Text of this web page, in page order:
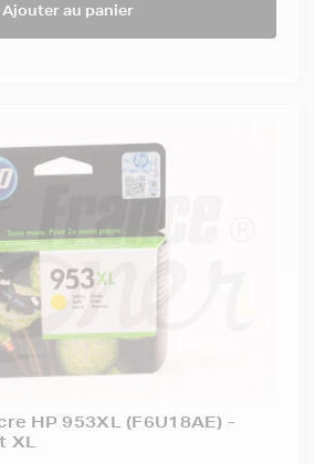
Ajouter au panier
HP 953XL (F6U18AE) -
XL